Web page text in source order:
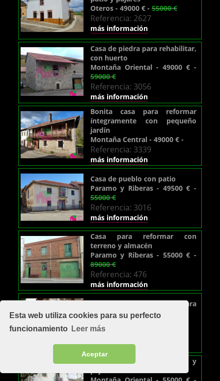
Esta web utiliza cookies para su perfecto
funcionamiento Leer más
Aceptar
Oteros - 49000 € - 55000 €
Referencia: 2627
más información
Casa de piedra para rehabilitar,
con huerto
Montaña Oriental - 49000 € -
59000 €
Referencia: 3056
más información
Bonita casa para reformar
íntegramente con pequeño
jardín
Montaña Central - 49000 € -
Referencia: 3339
más información
Casa de pueblo con patio
Paramo y Riberas - 49500 € -
55000 €
Referencia: 3016
más información
Casa para reformar con
terreno y almacén
Paramo y Riberas - 55000 € -
89000 €
Referencia: 476
más información
Casona de piedra para
rehabilitar en Luna
Luna - 55000 € -
Referencia: 942
más información
Casa de piedra con patio y